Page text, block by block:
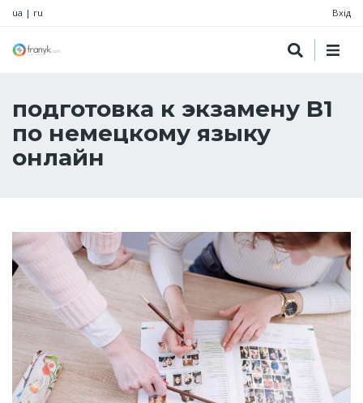
ua | ru Вхід
подготовка к экзамену B1
по немецкому языку
онлайн